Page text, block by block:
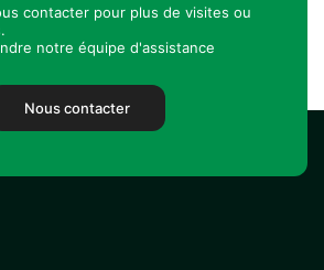
contacter pour plus de visites ou
notre équipe d'assistance
Nous contacter